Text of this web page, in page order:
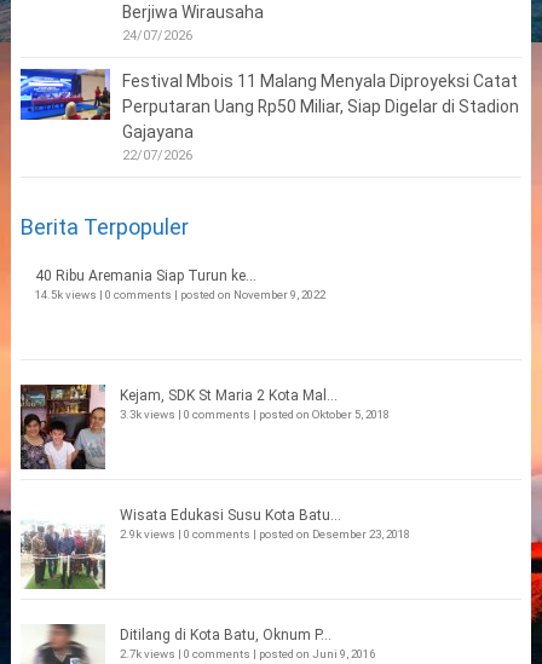
Berjiwa Wirausaha
24/07/2026
Festival Mbois 11 Malang Menyala Diproyeksi Catat
Perputaran Uang Rp50 Miliar, Siap Digelar di Stadion
Gajayana
22/07/2026
Berita Terpopuler
40 Ribu Aremania Siap Turun ke...
14.5k views | 0 comments | posted on November 9, 2022
Kejam, SDK St Maria 2 Kota Mal...
3.3k views | 0 comments | posted on Oktober 5, 2018
Wisata Edukasi Susu Kota Batu...
2.9k views | 0 comments | posted on Desember 23, 2018
Ditilang di Kota Batu, Oknum P...
2.7k views | 0 comments | posted on Juni 9, 2016